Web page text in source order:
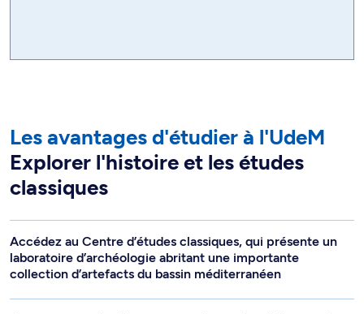
Les avantages d'étudier à l'UdeM
Explorer l'histoire et les études
classiques
Accédez au Centre d’études classiques, qui présente un
laboratoire d’archéologie abritant une importante
collection d’artefacts du bassin méditerranéen